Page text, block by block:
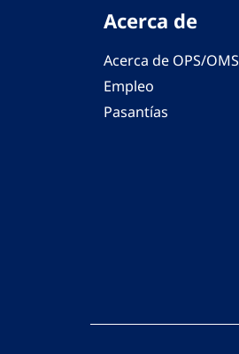
Acerca de
Acerca de OPS/OMS
Empleo
Pasantías